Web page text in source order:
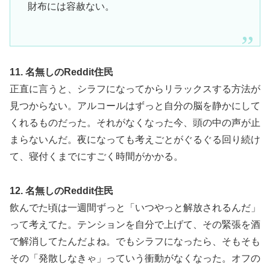
財布には容赦ない。
11. 名無しのReddit住民
正直に言うと、シラフになってからリラックスする方法が
見つからない。アルコールはずっと自分の脳を静かにして
くれるものだった。それがなくなった今、頭の中の声が止
まらないんだ。夜になっても考えごとがぐるぐる回り続け
て、寝付くまでにすごく時間がかかる。
12. 名無しのReddit住民
飲んでた頃は一週間ずっと「いつやっと解放されるんだ」
って考えてた。テンションを自分で上げて、その緊張を酒
で解消してたんだよね。でもシラフになったら、そもそも
その「発散しなきゃ」っていう衝動がなくなった。オフの